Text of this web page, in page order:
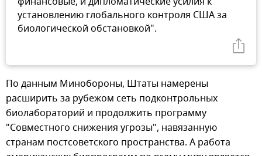
установлению глобального контроля США за
биологической обстановкой".
По данным Минобороны, Штаты намерены
расширить за рубежом сеть подконтрольных
биолабораторий и продолжить программу
"Совместного снижения угрозы", навязанную
странам постсоветского пространства. А работа